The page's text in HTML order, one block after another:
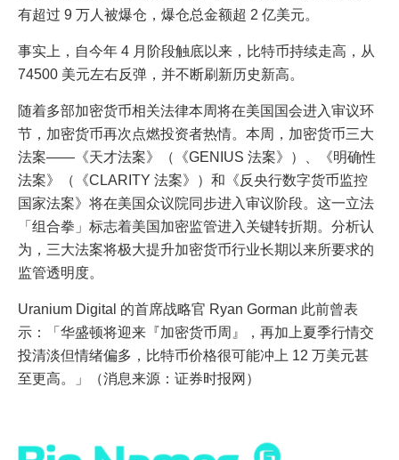
有超过 9 万人被爆仓，爆仓总金额超 2 亿美元。
事实上，自今年 4 月阶段触底以来，比特币持续走高，从
74500 美元左右反弹，并不断刷新历史新高。
随着多部加密货币相关法律本周将在美国国会进入审议环
节，加密货币再次点燃投资者热情。本周，加密货币三大
法案——《天才法案》（《GENIUS 法案》）、《明确性
法案》（《CLARITY 法案》）和《反央行数字货币监控
国家法案》将在美国众议院同步进入审议阶段。这一立法
「组合拳」标志着美国加密监管进入关键转折期。分析认
为，三大法案将极大提升加密货币行业长期以来所要求的
监管透明度。
Uranium Digital 的首席战略官 Ryan Gorman 此前曾表
示：「华盛顿将迎来『加密货币周』，再加上夏季行情交
投清淡但情绪偏多，比特币价格很可能冲上 12 万美元甚
至更高。」（消息来源：证券时报网）